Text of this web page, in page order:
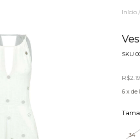
Início /
SKU
6 x de
34